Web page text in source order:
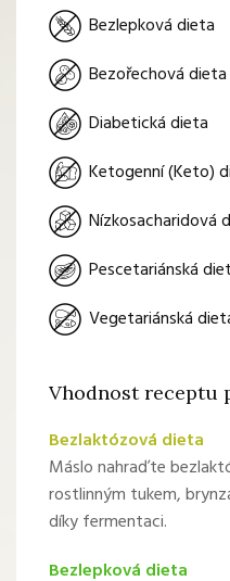
Bezlepková dieta
Bezořechová dieta
Diabetická dieta
Ketogenní (Keto)
Nízkosacharidová
Pescetariánská
Vegetariánská
Vhodnost receptu
Bezlaktózová dieta
Máslo nahraďte
rostlinným tukem,
díky fermentaci.
Bezlepková dieta